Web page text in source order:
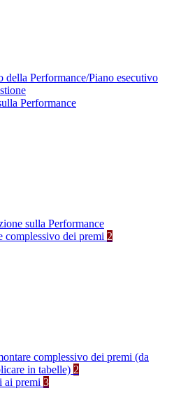
della Performance/Piano esecutivo
Performance
sulla Performance
complessivo dei premi 2
complessivo dei premi (da
in tabelle) 2
ai premi 3